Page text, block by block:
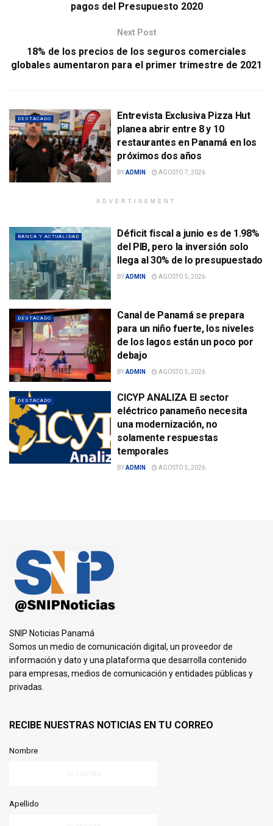
pagos del Presupuesto 2020
Next Post
18% de los precios de los seguros comerciales
globales aumentaron para el primer trimestre de 2021
DESTACADO
Entrevista Exclusiva Pizza Hut
planea abrir entre 8 y 10
restaurantes en Panamá en los
próximos dos años
BYADMIN AGOSTO 7, 2026
ADVERTISEMENT
BANCA Y ACTUALIDAD
Déficit fiscal a junio es de 1.98%
del PIB, pero la inversión solo
llega al 30% de lo presupuestado
BYADMIN AGOSTO 5, 2026
DESTACADO
Canal de Panamá se prepara
para un niño fuerte, los niveles
de los lagos están un poco por
debajo
BYADMIN AGOSTO 5, 2026
DESTACADO
CICYP ANALIZA El sector
eléctrico panameño necesita
una modernización, no
solamente respuestas
temporales
BYADMIN AGOSTO 5, 2026
SNIP Noticias Panamá
Somos un medio de comunicación digital, un proveedor de
información y dato y una plataforma que desarrolla contenido
para empresas, medios de comunicación y entidades públicas y
privadas.
RECIBE NUESTRAS NOTICIAS EN TU CORREO
Nombre
Apellido